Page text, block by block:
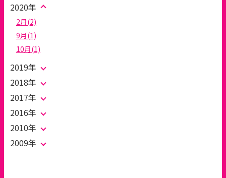
2020年
2月(2)
9月(1)
10月(1)
2019年
2018年
2017年
2016年
2010年
2009年